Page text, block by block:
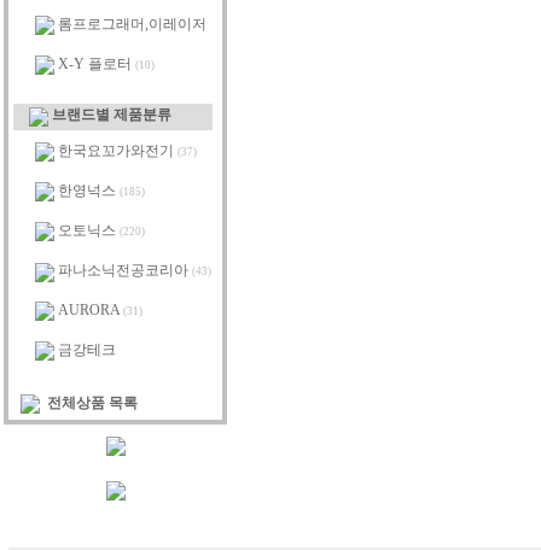
롬프로그래머,이레이저
X-Y 플로터 (10)
브랜드별 제품분류
한국요꼬가와전기 (37)
한영넉스 (185)
오토닉스 (220)
파나소닉전공코리아 (43)
AURORA (31)
금강테크
전체상품 목록